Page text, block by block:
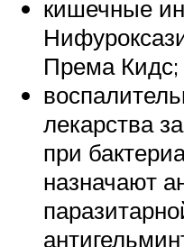
кишечные
Према Кидс;
лекарства
при
назначают